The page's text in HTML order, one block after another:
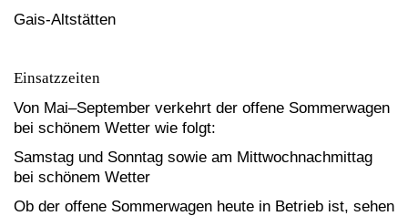
Gais-Altstätten
Einsatzzeiten
Von Mai–September verkehrt der offene Sommerwagen
bei schönem Wetter wie folgt:
Samstag und Sonntag sowie am Mittwochnachmittag
bei schönem Wetter
Ob der offene Sommerwagen heute in Betrieb ist, sehen